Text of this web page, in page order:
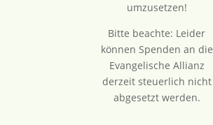
umzusetzen!
Bitte beachte: Leider
können Spenden an die
Evangelische Allianz
derzeit steuerlich nicht
abgesetzt werden.